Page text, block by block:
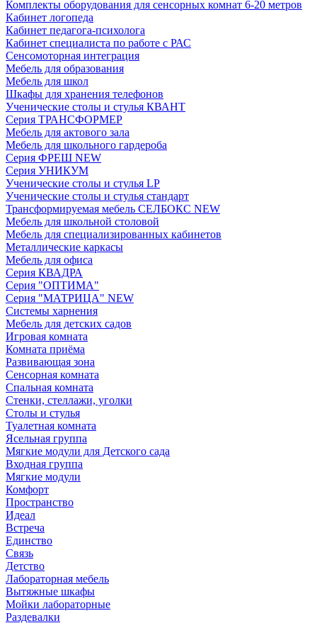
Комплекты оборудования для сенсорных комнат 6-20 метров
Кабинет логопеда
Кабинет педагога-психолога
Кабинет специалиста по работе с РАС
Сенсомоторная интеграция
Мебель для образования
Мебель для школ
Шкафы для хранения телефонов
Ученические столы и стулья КВАНТ
Серия ТРАНСФОРМЕР
Мебель для актового зала
Мебель для школьного гардероба
Серия ФРЕШ NEW
Серия УНИКУМ
Ученические столы и стулья LP
Ученические столы и стулья стандарт
Трансформируемая мебель СЕЛБОКС NEW
Мебель для школьной столовой
Мебель для специализированных кабинетов
Металлические каркасы
Мебель для офиса
Серия КВАДРА
Серия "ОПТИМА"
Серия "МАТРИЦА" NEW
Системы харнения
Мебель для детских садов
Игровая комната
Комната приёма
Развивающая зона
Сенсорная комната
Спальная комната
Стенки, стеллажи, уголки
Столы и стулья
Туалетная комната
Ясельная группа
Мягкие модули для Детского сада
Входная группа
Мягкие модули
Комфорт
Пространство
Идеал
Встреча
Единство
Связь
Детство
Лабораторная мебель
Вытяжные шкафы
Мойки лабораторные
Раздевалки